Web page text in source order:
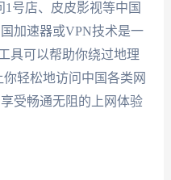
号店、皮皮影视等中国
加速器或VPN技术是一
具可以帮助你绕过地理
轻松地访问中国各类网
受畅通无阻的上网体验